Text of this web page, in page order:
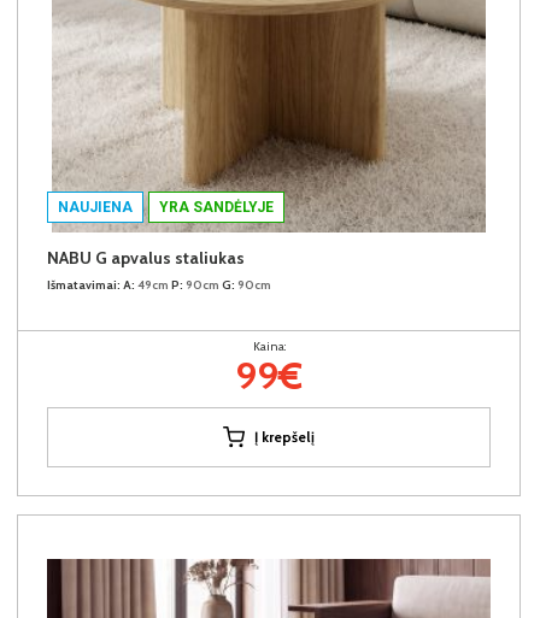
NAUJIENA YRA SANDĖLYJE
NABU G apvalus staliukas
Išmatavimai: A: 49cm P: 90cm G: 90cm
Kaina:
99€
Į krepšelį